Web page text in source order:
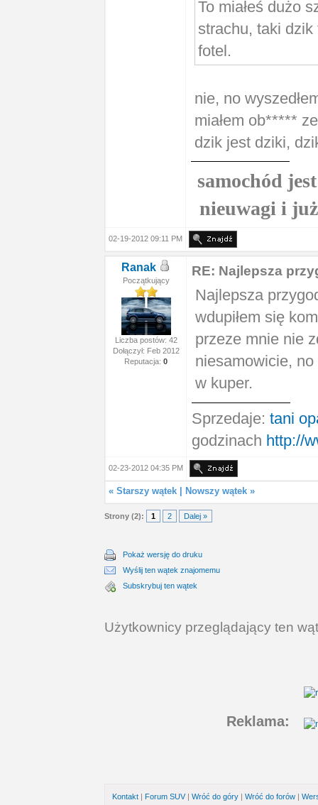
To miałeś dużo
strachu, taki dzik
fotel.
nie, no
miałem ob*****
dzik jest dziki,
samochód
nieuwagi i
02-19-2012 09:11 PM
Ranak
Początkujący
Liczba postów: 42
Dołączył: Feb 2012
Reputacja: 0
RE: Najlepsza
Najlepsza
wdupiłem się
przeze mnie nie
niesamowicie, no
w kuper.
Sprzedaje: tani
godzinach http://
02-23-2012 04:35 PM
« Starszy wątek Nowszy wątek »
Strony (2): 1 2 Dalej »
Pokaż wersję do druku
Wyślij ten wątek znajomemu
Subskrybuj ten wątek
Użytkownicy przeglądający ten
Reklama:
Kontakt | Forum SUV| Wróć do góry | Wróć do forów |